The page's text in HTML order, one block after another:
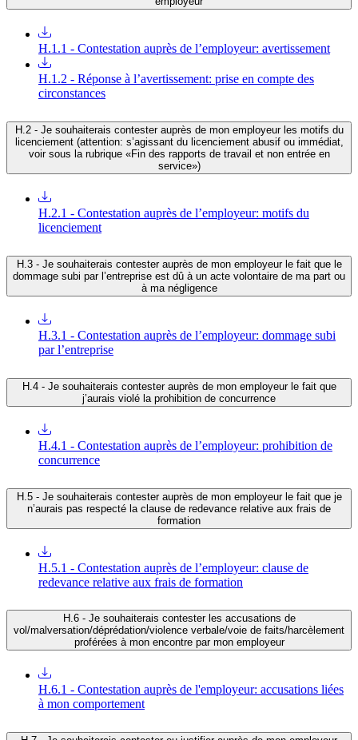
H.1.1 - Contestation auprès de l’employeur: avertissement
H.1.2 - Réponse à l’avertissement: prise en compte des
circonstances
H.2 - Je souhaiterais contester auprès de mon employeur les motifs du
licenciement (attention: s’agissant du licenciement abusif ou immédiat,
voir sous la rubrique «Fin des rapports de travail et non entrée en
service»)
H.2.1 - Contestation auprès de l’employeur: motifs du
licenciement
H.3 - Je souhaiterais contester auprès de mon employeur le fait que le
dommage subi par l’entreprise est dû à un acte volontaire de ma part ou
à ma négligence
H.3.1 - Contestation auprès de l’employeur: dommage subi
par l’entreprise
H.4 - Je souhaiterais contester auprès de mon employeur le fait que
j’aurais violé la prohibition de concurrence
H.4.1 - Contestation auprès de l’employeur: prohibition de
concurrence
H.5 - Je souhaiterais contester auprès de mon employeur le fait que je
n’aurais pas respecté la clause de redevance relative aux frais de
formation
H.5.1 - Contestation auprès de l’employeur: clause de
redevance relative aux frais de formation
H.6 - Je souhaiterais contester les accusations de
vol/malversation/déprédation/violence verbale/voie de faits/harcèlement
proférées à mon encontre par mon employeur
H.6.1 - Contestation auprès de l'employeur: accusations liées
à mon comportement